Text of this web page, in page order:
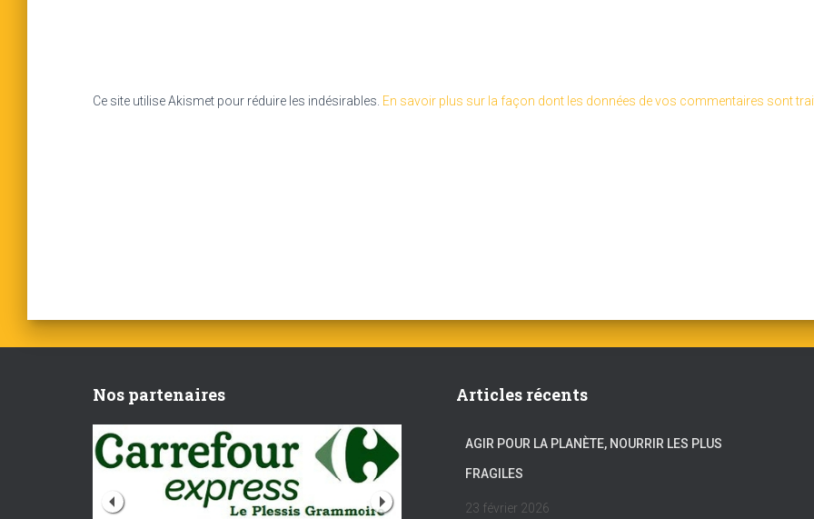
Ce site utilise Akismet pour réduire les indésirables. En savoir plus sur la façon dont les données de vos commentaires sont
Nos partenaires Articles récents
AGIR POUR LA PLANÈTE, NOURRIR LES PLUS
FRAGILES
23 février 2026